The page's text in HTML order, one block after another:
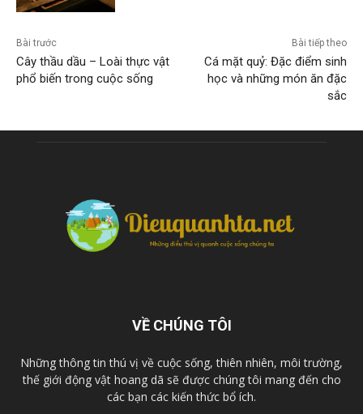
Bài trước
Cây thầu dầu – Loài thực vật
phổ biến trong cuộc sống
Bài tiếp theo
Cá mặt quỷ: Đặc điểm sinh
học và những món ăn đặc
sắc
VỀ CHÚNG TÔI
Những thông tin thú vị về cuộc sống, thiên nhiên, môi trường,
thế giới động vật hoang dã sẽ được chúng tôi mang đến cho
các bạn các kiến thức bổ ích.